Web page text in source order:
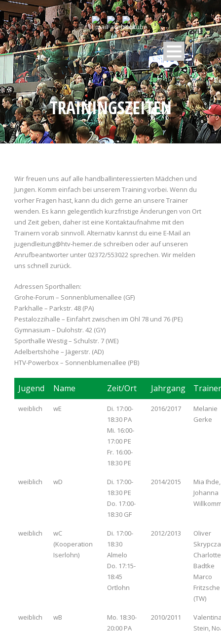
TRAININGSZEITEN
Wir freuen uns auf alle handballinteressierten Mädchen und
Jungen. Komm einfach bei unserem Training vorbei. Wenn du
vorher Fragen hast, kann du dich gerne an unsere Trainer
wenden. Es kann gelegentlich kurzfristige Änderungen von Ort
und Zeit geben, daher ist eine Kontaktaufnahme mit den
Trainern vorab sinnvoll. Alternativ kannst du eine E-Mail an
jugendleitung@htv-hemer.de schreiben oder auf unseren
Anrufbeantworter unter 02372/553022 sprechen. Wir melden
uns schnell zurück.
Adressen Sporthallen:
Grohe-Forum – Sonnenblumenallee (GF)
Parkhalle – Parkstr. 48 (PA)
Pestalozzihalle – Einfahrt zwischen im Ohl 78 und 76 (PE)
Gymnasium – Dulohstr. 42 (GY)
Sporthalle Westig – Schulstr. 7 (WE)
Adelbertshöhe – Jägerstr. (AD)
HTV-Powerbox – Sonnenblumenallee (PB)
Jugend Name Zeit/Ort Jahrgang Trainer
weiblich wE
Di. 17:00-
18:30 PA
Mi. 16:00-
17:00 PE
Fr. 16:00-
18:30 PE
2016/2017
Melanie
Gerke
weiblich wD
Di. 17:00-
18:30 PE
Do. 17:00-
18:30 GF
2014/2015
Mia Ihde,
Johanna
weiblich
wC
(Kooperation
Iserlohn)
Di. 17:00-
18:30
Almelo
Do. 17:15-
18:45
Ortlohn
2012/2013
Oliver
Charlotte
Badtke
Marco
Fritzsche
(TW)
weiblich wB
Mo. 18:30-
20:00 PA
2010/2011
Stein,